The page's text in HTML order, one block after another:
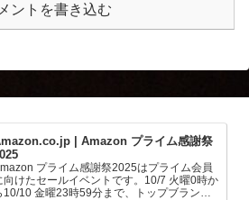
ントを書き込む
| Amazon プライム感謝祭
プライム感謝祭2025はプライム会員
向けたセールイベントです。10/7 火曜0時か
10/10 金曜23時59分まで、トップブランド